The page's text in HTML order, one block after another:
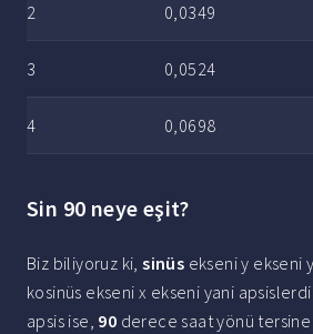
2 0,0349
3 0,0524
4 0,0698
Sin 90 neye eşit?
Biz biliyoruz ki,sinüs ekseni y ekseni
kosinüs ekseni x ekseni yani
apsis ise, 90 derece saat yönü